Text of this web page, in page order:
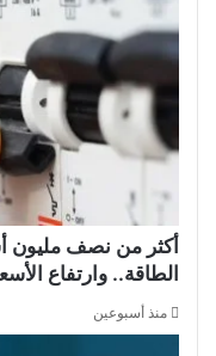
أكثر من نصف مليون
الطاقة.. وارتفاع
منذ أسبوعين